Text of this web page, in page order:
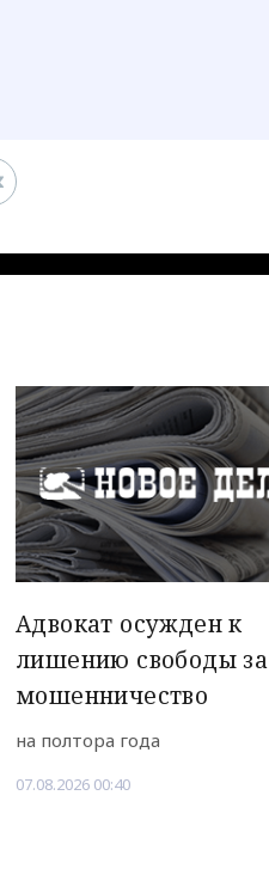
Адвокат осужден к
лишению свободы за
мошенничество
на полтора года
07.08.2026 00:40